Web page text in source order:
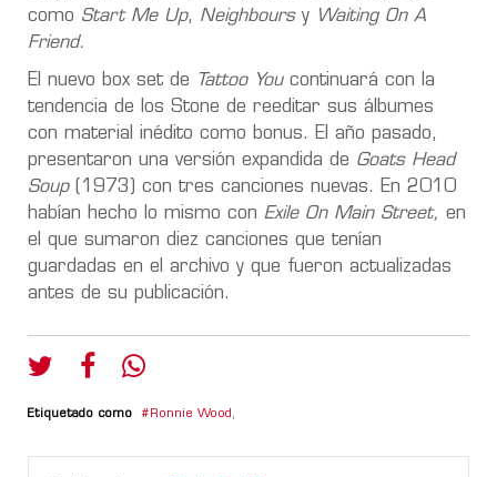
como Start Me Up, Neighbours y Waiting On A
Friend.
El nuevo box set de Tattoo You continuará con la
tendencia de los Stone de reeditar sus álbumes
con material inédito como bonus. El año pasado,
presentaron una versión expandida de Goats Head
Soup
(1973) con tres canciones nuevas. En 2010
habían hecho lo mismo con Exile On Main Street, en
el que sumaron diez canciones que tenían
guardadas en el archivo y que fueron actualizadas
antes de su publicación.
Etiquetado como Ronnie Wood ,